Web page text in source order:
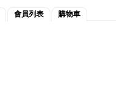
會員列表 購物車